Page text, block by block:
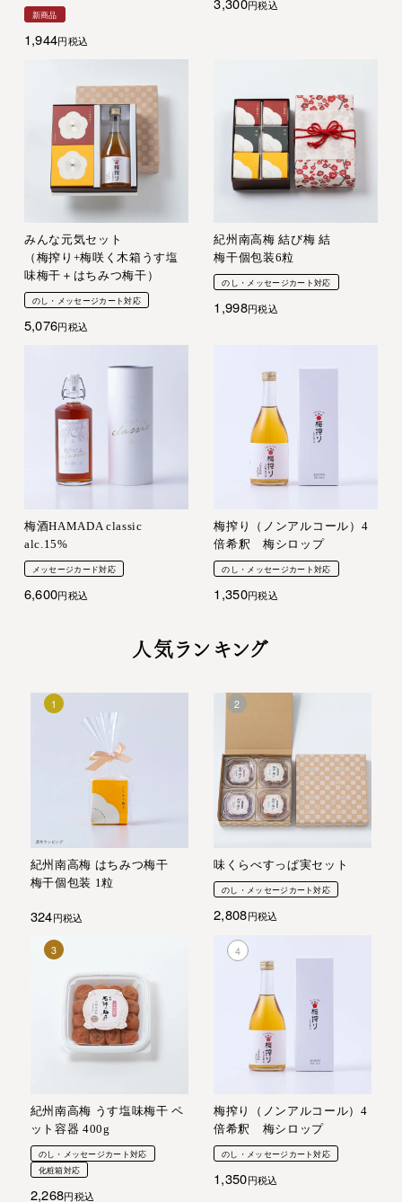
新商品
1,944 税込
税込
みんな元気セット
（梅搾り+梅咲く木箱うす塩
味梅干＋はちみつ梅干）
のし・メッセージカート対応
5,076 税込
紀州南高梅 結び梅 結
梅干個包装6粒
のし・メッセージカート対応
1,998 税込
梅酒HAMADA classic
alc.15%
メッセージカード対応
6,600 税込
梅搾り（ノンアルコール）4
倍希釈 梅シロップ
のし・メッセージカート対応
1,350 税込
人気ランキング
紀州南高梅 はちみつ梅干
梅干個包装 1粒
324 税込
味くらべすっぱ実セット
のし・メッセージカート対応
2,808 税込
紀州南高梅 うす塩味梅干 ペ
ット容器 400g
のし・メッセージカート対応
化粧箱対応
2,268 税込
梅搾り（ノンアルコール）4
倍希釈 梅シロップ
のし・メッセージカート対応
1,350 税込